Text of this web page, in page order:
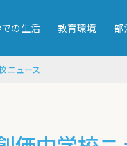
の生活 教育環境 部
ニュース